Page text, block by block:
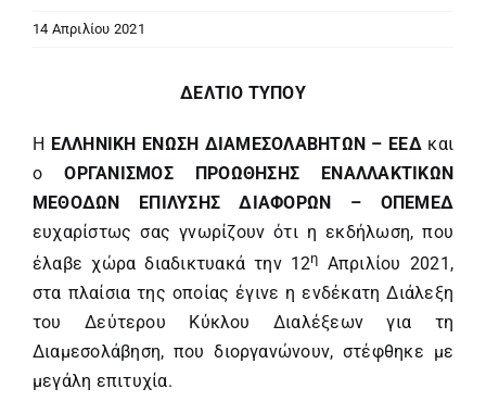
14 Απριλίου 2021
ΔΕΛΤΙΟ ΤΥΠΟΥ
Η ΕΛΛΗΝΙΚΗ ΕΝΩΣΗ ΔΙΑΜΕΣΟΛΑΒΗΤΩΝ – ΕΕΔ και
οΟΡΓΑΝΙΣΜΟΣ ΠΡΟΩΘΗΣΗΣ ΕΝΑΛΛΑΚΤΙΚΩΝ
ΜΕΘΟΔΩΝ ΕΠΙΛΥΣΗΣ ΔΙΑΦΟΡΩΝ – ΟΠΕΜΕΔ
ευχαρίστως σας γνωρίζουν ότι η εκδήλωση, που
έλαβε χώρα διαδικτυακά την 12η Απριλίου 2021,
στα πλαίσια της οποίας έγινε η ενδέκατη Διάλεξη
του Δεύτερου Κύκλου Διαλέξεων για τη
Διαμεσολάβηση, που διοργανώνουν, στέφθηκε με
μεγάλη επιτυχία.